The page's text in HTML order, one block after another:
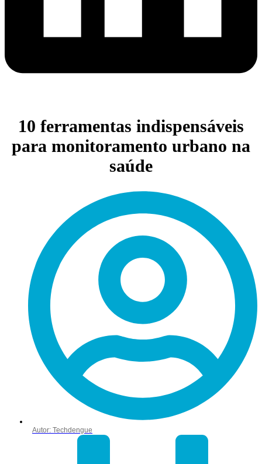
10 ferramentas indispensáveis
para monitoramento urbano na
saúde
Autor: Techdengue